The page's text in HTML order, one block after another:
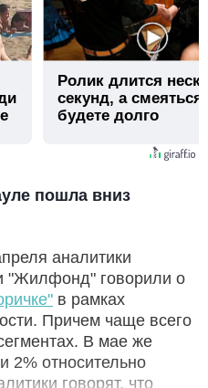
Ролик длится
секунд, а
будете долго
пошла вниз
аналитики
"Жилфонд" говорили о
в рамках
Причем чаще всего
В мае же
2% относительно
говорят, что